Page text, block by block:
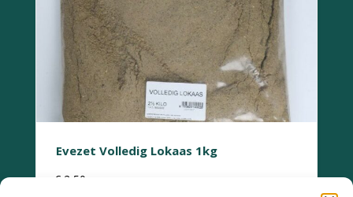
Evezet Volledig Lokaas 1kg
€ 2,50